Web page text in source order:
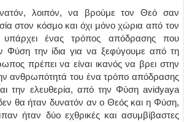
λοιπόν, να βρούμε τον Θεό σαν
στον κόσμο και όχι μόνο χώρια από τον
ένας τρόπος απόδρασης που
Φύση την ίδια για να ξεφύγουμε από τη
πρέπει να είναι ικανός να βρει στην
ανθρωπότητά του ένα τρόπο απόδρασης
την ελευθερία, από την Φύση avidyaya
θα ήταν δυνατόν αν ο Θεός και η Φύση,
ήταν δύο εχθρικές και ασυμβίβαστες